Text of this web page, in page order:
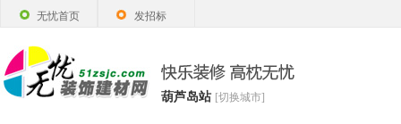
无忧首页 发招标
葫芦岛站 [切换城市]